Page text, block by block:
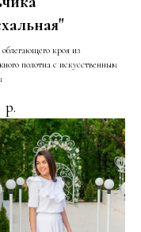
кроя из
полотна с искусственным
р.